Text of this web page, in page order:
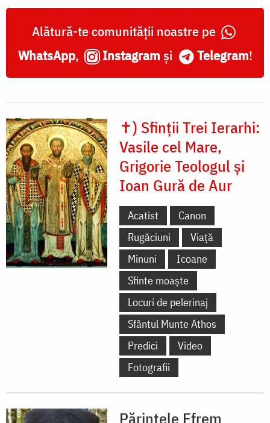
Alătură-te comunității noastre pe
WhatsApp, Instagram și Telegram!
✝) Sfinții Trei Ierarhi:
Vasile cel Mare,
Grigorie Teologul și
Ioan Gură de Aur
Acatist
Canon
Rugăciuni
Viață
Minuni
Icoane
Sfinte moaște
Locuri de pelerinaj
Sfântul Munte Athos
Predici
Video
Fotografii
Părintele Efrem